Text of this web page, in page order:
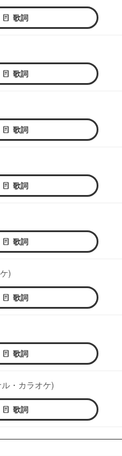
歌詞
歌詞
歌詞
歌詞
歌詞
)
歌詞
歌詞
・カラオケ)
歌詞